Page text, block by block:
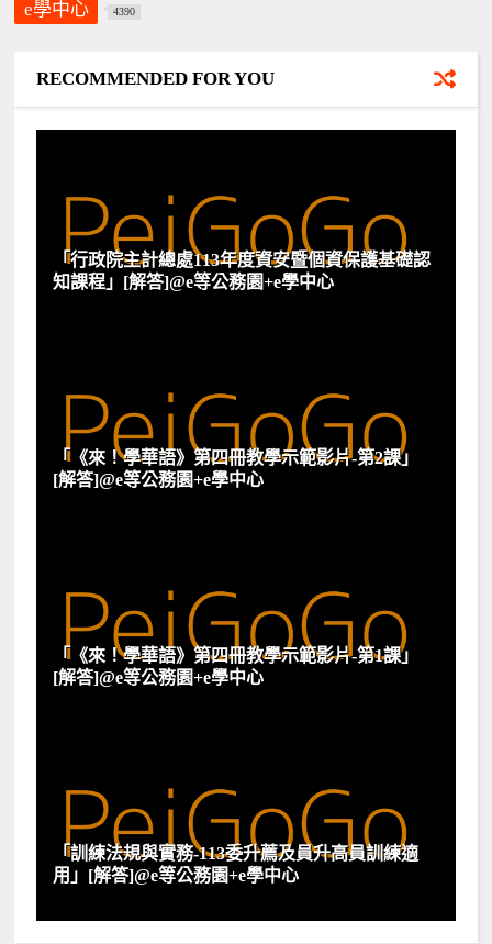
e學中心 4390
RECOMMENDED FOR YOU
「行政院主計總處113年度資安暨個資保護基礎認
知課程」[解答]@e等公務園+e學中心
「《來！學華語》第四冊教學示範影片-第2課」
[解答]@e等公務園+e學中心
「《來！學華語》第四冊教學示範影片-第1課」
[解答]@e等公務園+e學中心
「訓練法規與實務-113委升薦及員升高員訓練適
用」[解答]@e等公務園+e學中心